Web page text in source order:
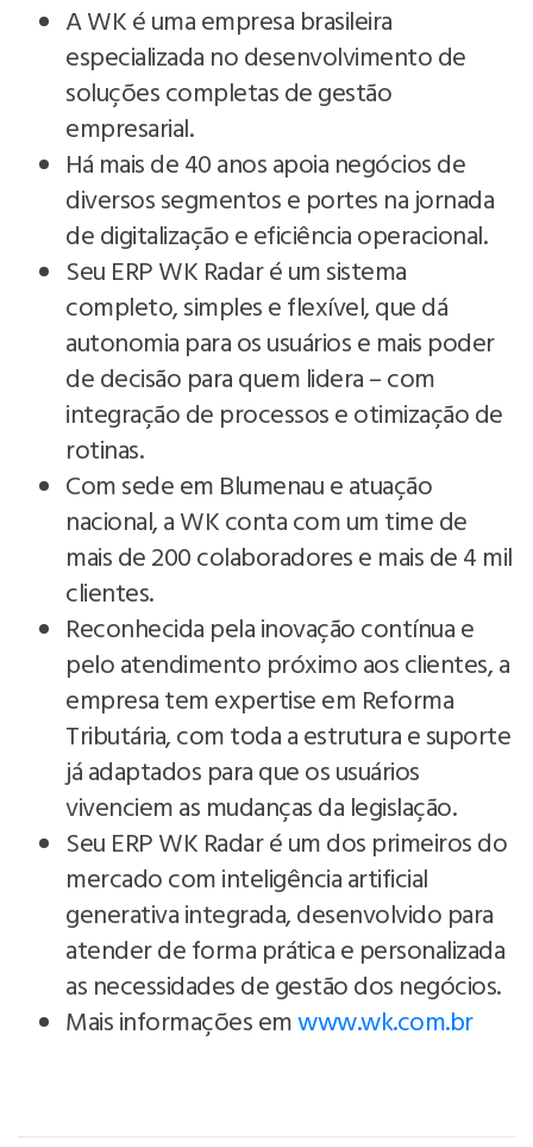
A WK é uma empresa brasileira
especializada no desenvolvimento de
soluções completas de gestão
empresarial.
Há mais de 40 anos apoia negócios de
diversos segmentos e portes na jornada
de digitalização e eficiência operacional.
Seu ERP WK Radar é um sistema
completo, simples e flexível, que dá
autonomia para os usuários e mais poder
de decisão para quem lidera – com
integração de processos e otimização de
rotinas.
Com sede em Blumenau e atuação
nacional, a WK conta com um time de
mais de 200 colaboradores e mais de 4 mil
clientes.
Reconhecida pela inovação contínua e
pelo atendimento próximo aos clientes, a
empresa tem expertise em Reforma
Tributária, com toda a estrutura e suporte
já adaptados para que os usuários
vivenciem as mudanças da legislação.
Seu ERP WK Radar é um dos primeiros do
mercado com inteligência artificial
generativa integrada, desenvolvido para
atender de forma prática e personalizada
as necessidades de gestão dos negócios.
Mais informações emwww.wk.com.br